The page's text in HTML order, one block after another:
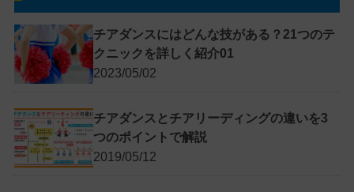
チアダンスにはどんな技がある？21つのテ
クニックを詳しく紹介01
2023/05/02
チアダンスとチアリーディングの違いを3
つのポイントで解説
2019/05/12